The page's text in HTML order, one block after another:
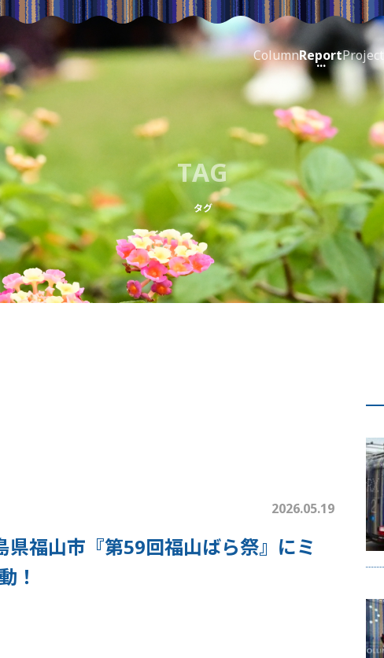
ColumnReportProject
TAG
タグ
2026.05.19
福山市『第59回福山ばら祭』にミ
！